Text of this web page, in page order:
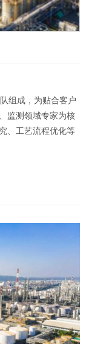
组成，为贴合客户
监测领域专家为核
、工艺流程优化等